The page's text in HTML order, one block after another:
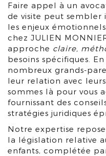
Faire appel à un
de visite peut
les enjeux
chez JULIEN
approche claire,
besoins spécifiques.
nombreux grands-
leur relation avec
sommes là pour vous
fournissant des
stratégies juridiques
Notre expertise
la législation relative
enfants, complétée